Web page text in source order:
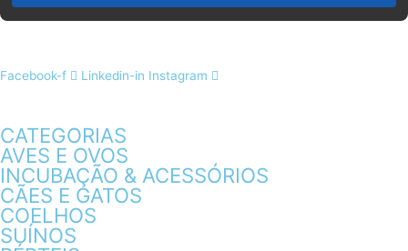
Facebook-f Linkedin-in Instagram
CATEGORIAS
AVES E OVOS
INCUBAÇÃO & ACESSÓRIOS
CÃES E GATOS
COELHOS
SUÍNOS